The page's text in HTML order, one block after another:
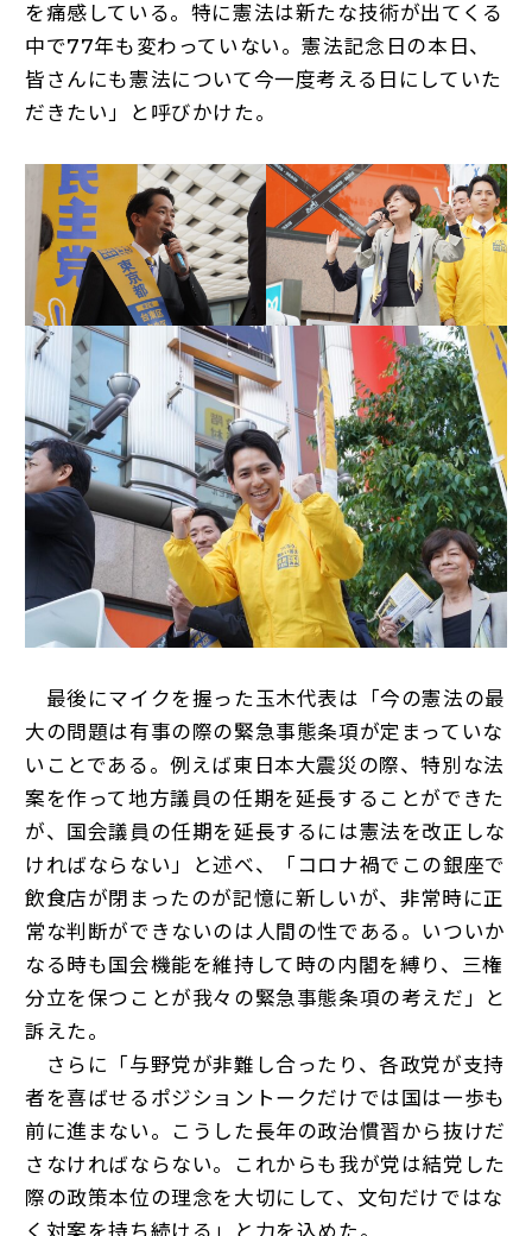
を痛感している。特に憲法は新たな技術が出てくる
中で77年も変わっていない。憲法記念日の本日、
皆さんにも憲法について今一度考える日にしていた
だきたい」と呼びかけた。
最後にマイクを握った玉木代表は「今の憲法の最
大の問題は有事の際の緊急事態条項が定まっていな
いことである。例えば東日本大震災の際、特別な法
案を作って地方議員の任期を延長することができた
が、国会議員の任期を延長するには憲法を改正しな
ければならない」と述べ、「コロナ禍でこの銀座で
飲食店が閉まったのが記憶に新しいが、非常時に正
常な判断ができないのは人間の性である。いついか
なる時も国会機能を維持して時の内閣を縛り、三権
分立を保つことが我々の緊急事態条項の考えだ」と
訴えた。
さらに「与野党が非難し合ったり、各政党が支持
者を喜ばせるポジショントークだけでは国は一歩も
前に進まない。こうした長年の政治慣習から抜けだ
さなければならない。これからも我が党は結党した
際の政策本位の理念を大切にして、文句だけではな